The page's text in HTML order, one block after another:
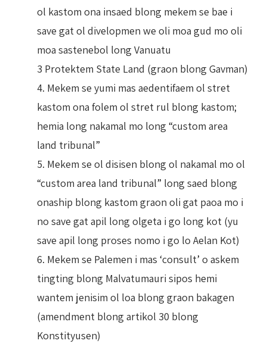
ol kastom ona insaed blong mekem se bae i
save gat ol divelopmen we oli moa gud mo oli
moa sastenebol long Vanuatu
3 Protektem State Land (graon blong Gavman)
4. Mekem se yumi mas aedentifaem ol stret
kastom ona folem ol stret rul blong kastom;
hemia long nakamal mo long “custom area
land tribunal”
5. Mekem se ol disisen blong ol nakamal mo ol
“custom area land tribunal” long saed blong
onaship blong kastom graon oli gat paoa mo i
no save gat apil long olgeta i go long kot (yu
save apil long proses nomo i go lo Aelan Kot)
6. Mekem se Palemen i mas ‘consult’ o askem
tingting blong Malvatumauri sipos hemi
wantem jenisim ol loa blong graon bakagen
(amendment blong artikol 30 blong
Konstityusen)